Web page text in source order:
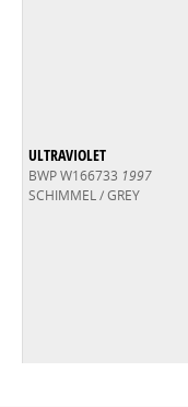
ULTRAVIOLET
BWP W166733 1997
SCHIMMEL / GREY